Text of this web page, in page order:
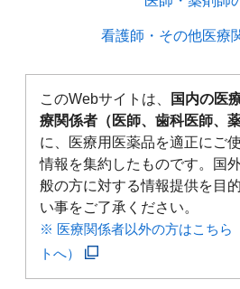
看護師・その他医療
このWebサイトは、
国内の医
療関係者（医師、歯科医師、薬
に、医療用医薬品を適正にご
情報を集約したものです。国
般の方に対する情報提供を目
い事をご了承ください。
※ 医療関係者以外の方はこちら
トへ）